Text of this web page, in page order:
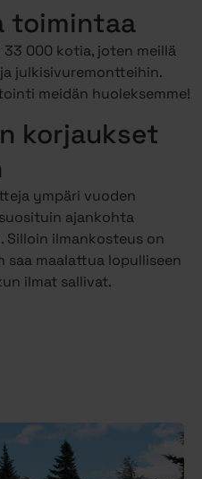
toimintaa
000 kotia, joten meillä
julkisivuremontteihin.
meidän huoleksemme!
korjaukset
ympäri vuoden
ajankohta
Silloin ilmankosteus on
saa maalattua lopulliseen
ilmat sallivat.